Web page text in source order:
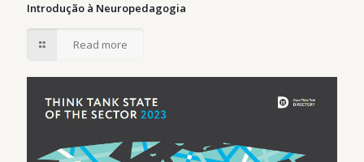
Introdução à Neuropedagogia
Read more